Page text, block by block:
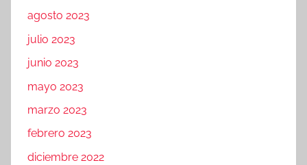
agosto 2023
julio 2023
junio 2023
mayo 2023
marzo 2023
febrero 2023
diciembre 2022